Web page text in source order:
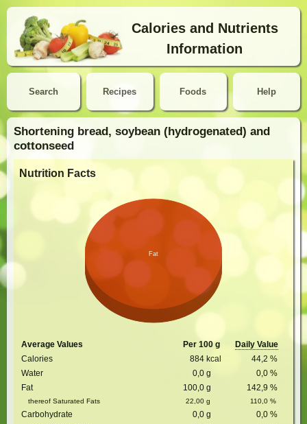
Calories and Nutrients
Information
Search Help
Recipes Foods
Shortening bread, soybean (hydrogenated) and
cottonseed
Nutrition Facts
Fat
Average Values Per 100 g
Daily Value
Calories
884 kcal 44,2 %
Water
0,0 g 0,0 %
Fat
100,0 g 142,9 %
thereof Saturated Fats 22,00 g 110,0 %
Carbohydrate 0,0 g 0,0 %